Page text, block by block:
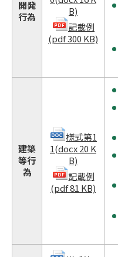
開発
行為
B)
記載例
(pdf 300 KB)
建築
等行
為
様式第1
1(docx 20 K
B)
記載例
(pdf 81 KB)